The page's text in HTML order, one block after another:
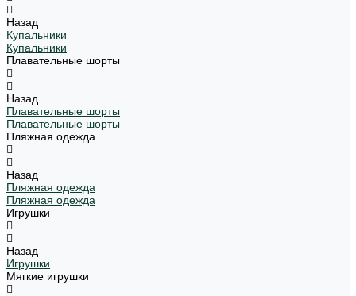
Назад
Купальники
Купальники
Плавательные шорты
Назад
Плавательные шорты
Плавательные шорты
Пляжная одежда
Назад
Пляжная одежда
Пляжная одежда
Игрушки
Назад
Игрушки
Мягкие игрушки